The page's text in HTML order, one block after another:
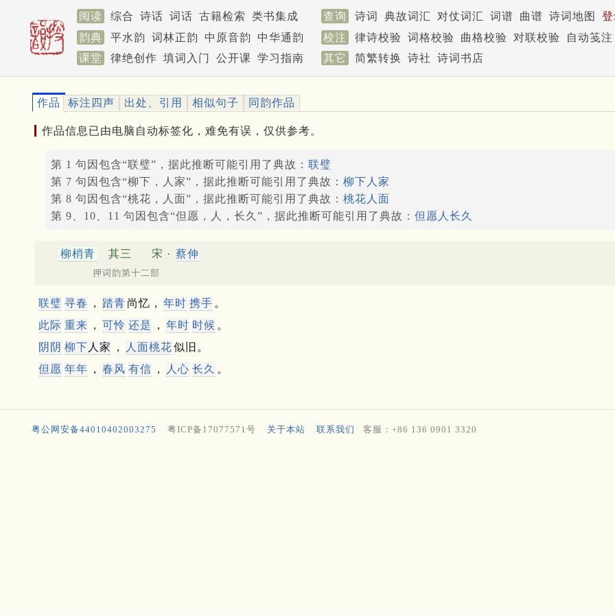
阅读 综合 诗话 词话 古籍检索 类书集成 查询 诗词 典故词汇 对仗词汇 词谱 曲谱 诗词地图
韵典
平水韵 词林正韵 中原音韵 中华通韵 校注 律诗校验 词格校验 曲格校验 对联校验
自动笺注
课堂
律绝创作 填词入门 公开课 学习指南 其它 简繁转换 诗社 诗词书店
作品 标注四声 出处、引用 相似句子 同韵作品
作品信息已由电脑自动标签化，难免有误，仅供参考。
第 1 句因包含“联璧”，据此推断可能引用了典故： 联璧
第 7 句因包含“柳下，人家”，据此推断可能引用了典故： 柳下人家
第 8 句因包含“桃花，人面”，据此推断可能引用了典故： 桃花人面
第 9、10、11 句因包含“但愿，人，长久”，据此推断可能引用了典故： 但愿人长久
柳梢青 其三 宋 · 蔡伸
押词韵第十二部
联璧 寻春 ， 踏青 尚忆， 年时 携手 。
此际 重来 ， 可怜 还是 ， 年时 时候 。
阴阴 柳下 人家 ， 人面桃花似旧。
但愿 年年 ， 春风 有信 ， 人心 长久 。
粤公网安备44010402003275 粤ICP备17077571号 关于本站 联系我们 客服：+86 136 0901 3320